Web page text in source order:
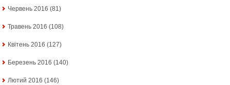
Червень 2016 (81)
Травень 2016 (108)
Квітень 2016 (127)
Березень 2016 (140)
Лютий 2016 (146)